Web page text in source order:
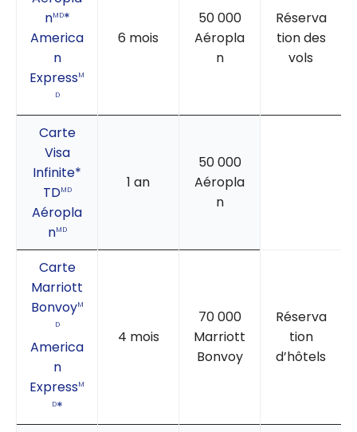
nMD*
America
n
ExpressM
D
6 mois
50 000
Aéropla
n
Réserva
tion des
vols
Carte
Visa
Infinite*
TDMD
Aéropla
nMD
1 an
50 000
Aéropla
n
Carte
Marriott
BonvoyM
D
America
n
ExpressM
D*
4 mois
70 000
Marriott
Bonvoy
Réserva
tion
d’hôtels